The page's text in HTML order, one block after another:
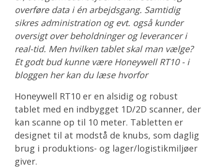
overføre data i én arbejdsgang. Samtidig
sikres administration og evt. også kunder
oversigt over beholdninger og leverancer i
real-tid. Men hvilken tablet skal man vælge?
Et godt bud kunne være Honeywell RT10 - i
bloggen her kan du læse hvorfor
Honeywell RT10 er en alsidig og robust
tablet med en indbygget 1D/2D scanner, der
kan scanne op til 10 meter. Tabletten er
designet til at modstå de knubs, som daglig
brug i produktions- og lager/logistikmiljøer
giver.